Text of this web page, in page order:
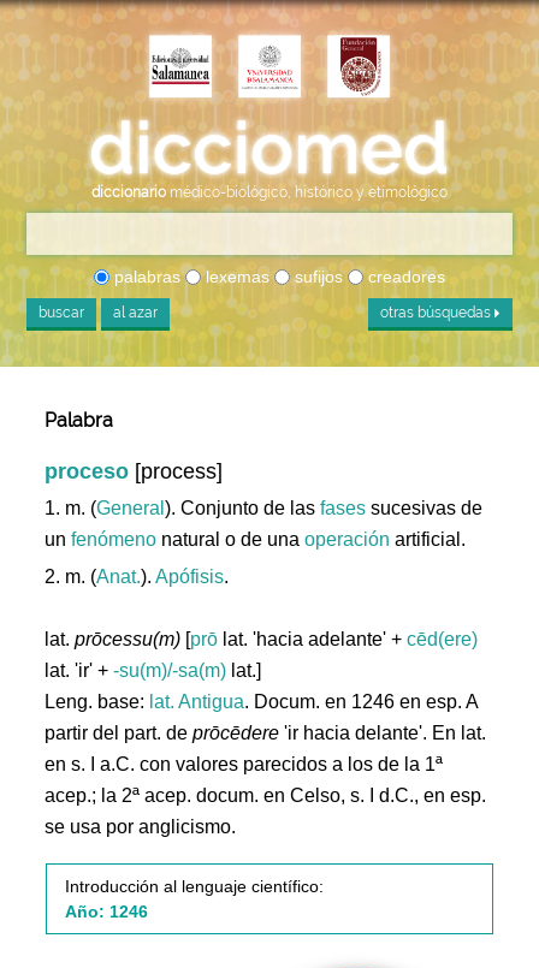
diccionario médico-biológico, histórico y etimológico
palabras lexemas sufijos creadores
buscar al azar otras búsquedas
Palabra
proceso [process]
1. m. (General). Conjunto de lasfases sucesivas de
unfenómeno natural o de unaoperación artificial.
2. m. (Anat.).Apófisis.
lat.prōcessu(m) [prō lat. 'hacia adelante' +cēd(ere)
lat. 'ir' +-su(m)/-sa(m) lat.]
Leng. base: lat. Antigua. Docum. en 1246 en esp. A
partir del part. deprōcēdere 'ir hacia delante'. En lat.
en s. I a.C. con valores parecidos a los de la 1ª
acep.; la 2ª acep. docum. en Celso, s. I d.C., en esp.
se usa por anglicismo.
Introducción al lenguaje científico:
Año: 1246